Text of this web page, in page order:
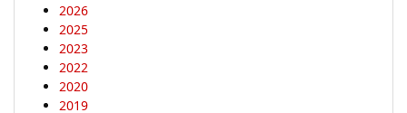
2026
2025
2023
2022
2020
2019